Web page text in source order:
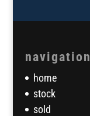
navigation
home
stock
sold